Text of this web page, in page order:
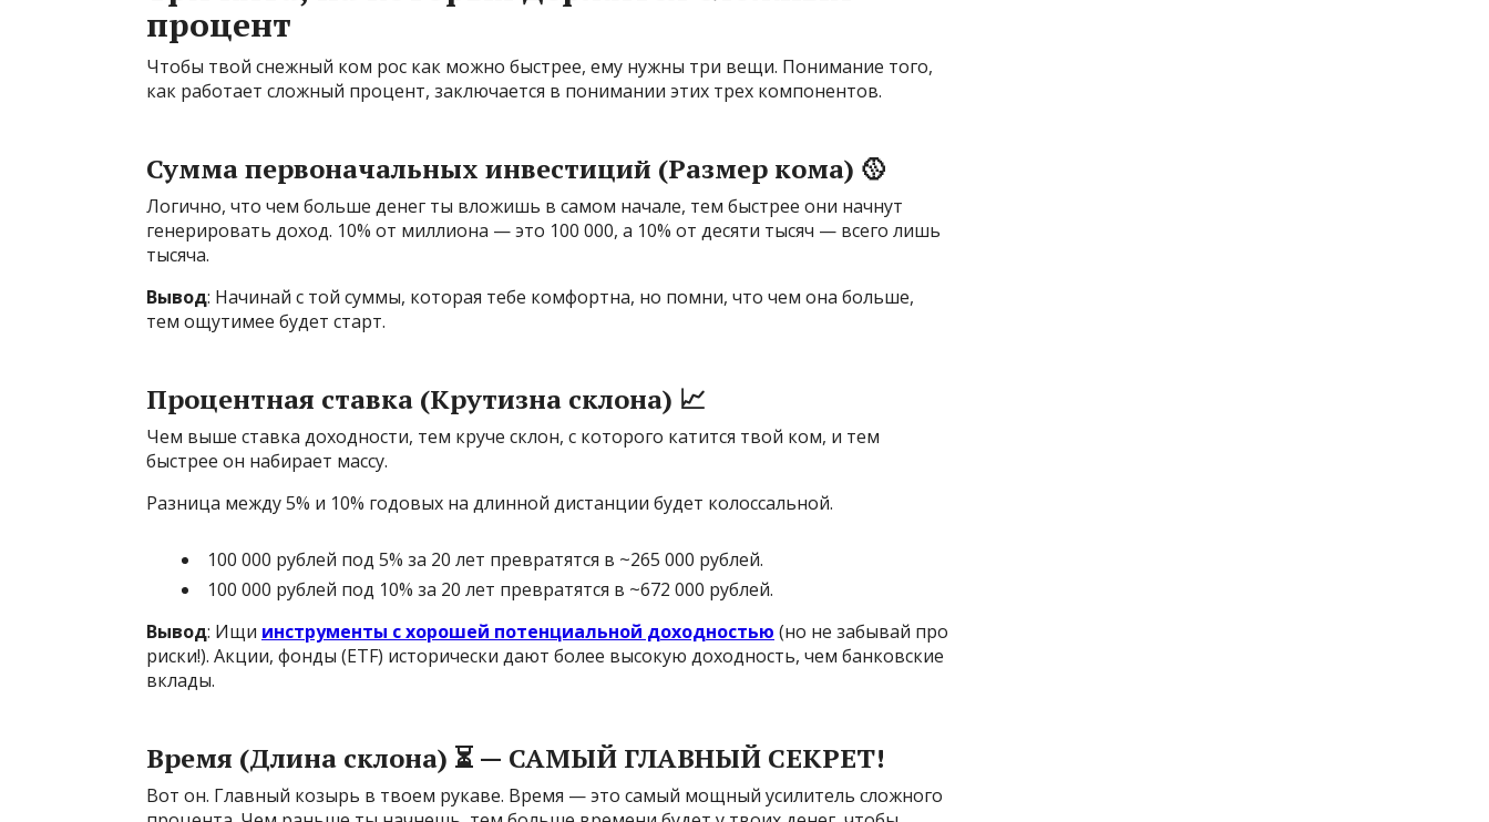
процент
Чтобы твой снежный ком рос как можно быстрее, ему нужны три вещи. Понимание того,
как работает сложный процент, заключается в понимании этих трех компонентов.
Сумма первоначальных инвестиций (Размер кома) 🥎
Логично, что чем больше денег ты вложишь в самом начале, тем быстрее они начнут
генерировать доход. 10% от миллиона — это 100 000, а 10% от десяти тысяч — всего лишь
тысяча.
Вывод: Начинай с той суммы, которая тебе комфортна, но помни, что чем она больше,
тем ощутимее будет старт.
Процентная ставка (Крутизна склона) 📈
Чем выше ставка доходности, тем круче склон, с которого катится твой ком, и тем
быстрее он набирает массу.
Разница между 5% и 10% годовых на длинной дистанции будет колоссальной.
100 000 рублей под 5% за 20 лет превратятся в ~265 000 рублей.
100 000 рублей под 10% за 20 лет превратятся в ~672 000 рублей.
Вывод: Ищи инструменты с хорошей потенциальной доходностью (но не забывай про
риски!). Акции, фонды (ETF) исторически дают более высокую доходность, чем банковские
вклады.
Время (Длина склона) ⏳ — САМЫЙ ГЛАВНЫЙ СЕКРЕТ!
Вот он. Главный козырь в твоем рукаве. Время — это самый мощный усилитель сложного